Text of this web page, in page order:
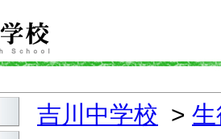
吉川中学校 >